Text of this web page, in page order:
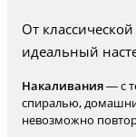
От
идеальный
Накаливания— с
спиралью,
невозможно